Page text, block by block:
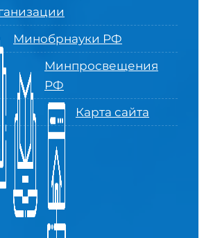
Минобрнауки РФ
Минпросвещения
РФ
Карта сайта